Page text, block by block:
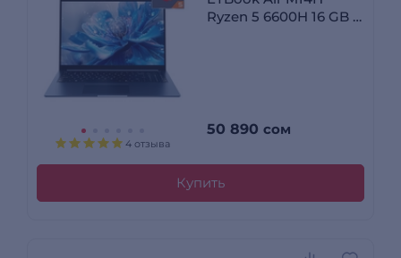
4 отзыва
Ryzen 5 6600H 16 GB /
50 890 сом
Купить